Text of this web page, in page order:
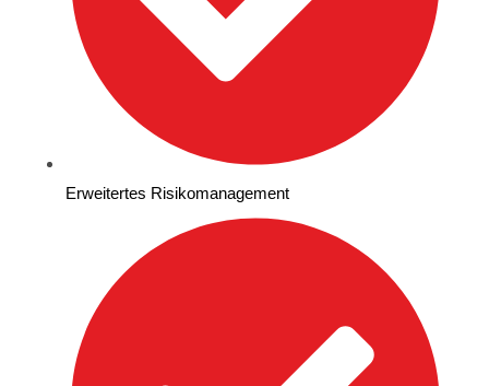
Erweitertes Risikomanagement